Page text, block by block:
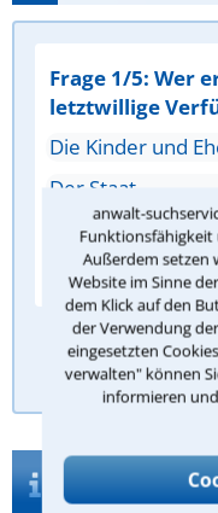
anwalt-
Funktionsfähigkeit
Außerdem setzen
Website im Sinne
dem Klick auf den
der Verwendung
eingesetzten
verwalten" können
informieren
Frage 1/5: Wer
letztwillige
Die Kinder und
Der Staat
Die Nachbarn
Die Gläubiger
Infos zur
Pflichtteil in